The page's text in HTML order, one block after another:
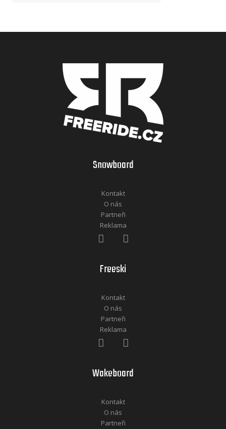
Snowboard
Kontakt
O nás
Partneři
Reklama
Freeski
Kontakt
O nás
Partneři
Reklama
Wakeboard
Kontakt
O nás
Partneři